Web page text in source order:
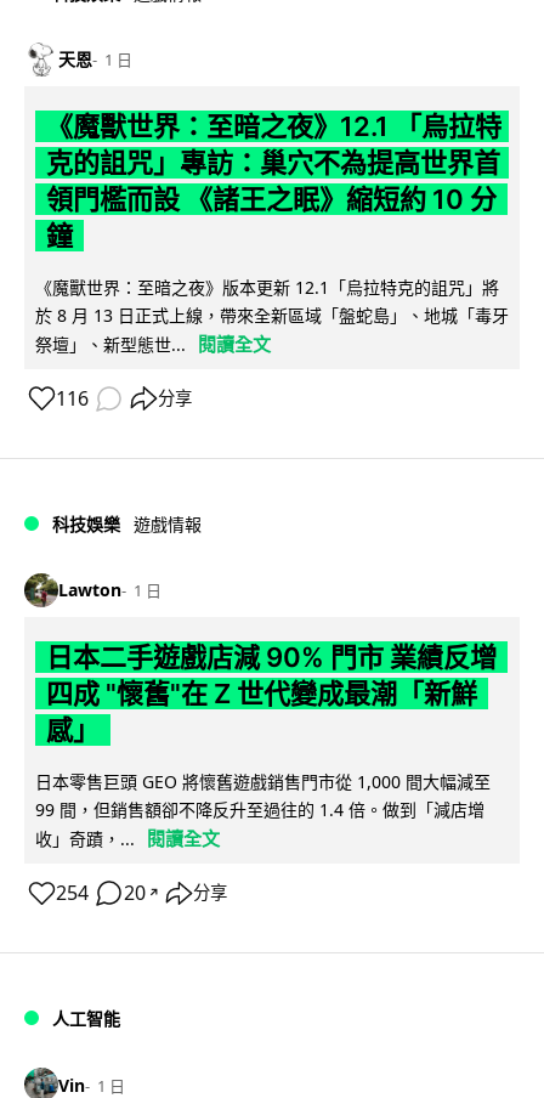
天恩 1 日
《魔獸世界：至暗之夜》12.1 「烏拉特
克的詛咒」專訪：巢穴不為提高世界首
領門檻而設 《諸王之眠》縮短約 10 分
鐘
《魔獸世界：至暗之夜》版本更新 12.1「烏拉特克的詛咒」將
於 8 月 13 日正式上線，帶來全新區域「盤蛇島」、地城「毒牙
祭壇」、新型態世...
閱讀全文
116 分享
科技娛樂 遊戲情報
Lawton 1 日
日本二手遊戲店減 90% 門市 業績反增
四成 "懷舊"在 Z 世代變成最潮「新鮮
感」
日本零售巨頭 GEO 將懷舊遊戲銷售門市從 1,000 間大幅減至
99 間，但銷售額卻不降反升至過往的 1.4 倍。做到「減店增
收」奇蹟，...
閱讀全文
254 20 ↗ 分享
人工智能
Vin 1 日